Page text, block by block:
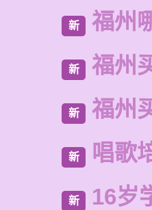
新 福州
新 福州
新 福州
新 唱歌
新 16岁